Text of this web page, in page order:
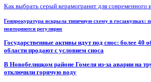
Как выбрать серый керамогранит для современного
Генпрокуратура вскрыла типичную схему в госзакупках:
повторяются регулярно
Государственные активы идут под снос: более 40
области продают с условием сноса
В Новобелицком районе Гомеля из-за аварии на
отключили горячую воду